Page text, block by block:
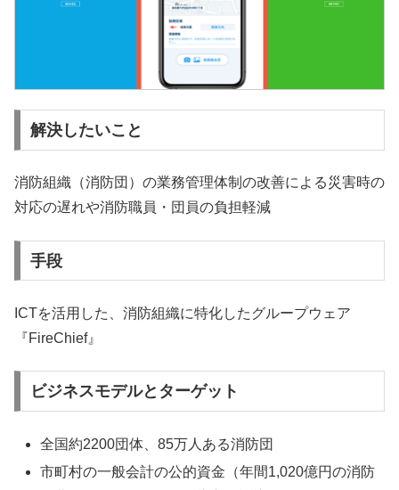
解決したいこと
消防組織（消防団）の業務管理体制の改善による災害時の
対応の遅れや消防職員・団員の負担軽減
手段
ICTを活用した、消防組織に特化したグループウェア
『FireChief』
ビジネスモデルとターゲット
全国約2200団体、85万人ある消防団
市町村の一般会計の公的資金（年間1,020億円の消防